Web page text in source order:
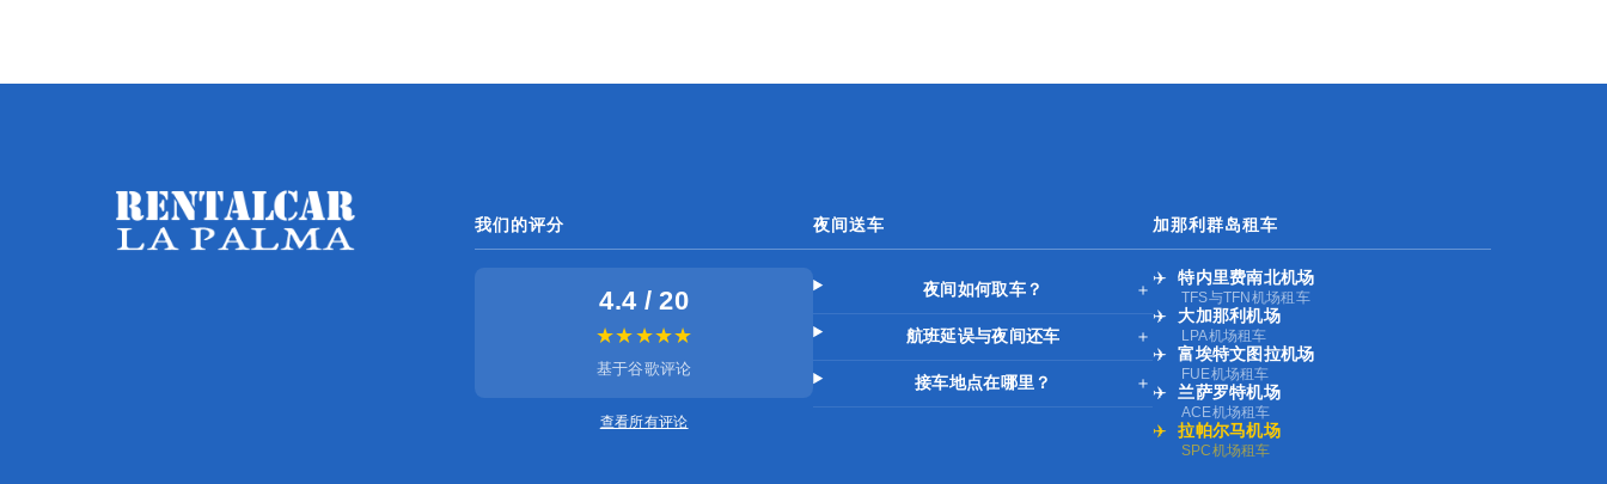
我们的评分
4.4 / 20
★★★★★
基于谷歌评论
查看所有评论
夜间送车
夜间如何取车？ ＋
航班延误与夜间还车 ＋
接车地点在哪里？ ＋
加那利群岛租车
✈️ 特内里费南北机场
TFS与TFN机场租车
✈️ 大加那利机场
LPA机场租车
✈️ 富埃特文图拉机场
FUE机场租车
✈️ 兰萨罗特机场
ACE机场租车
✈️ 拉帕尔马机场
SPC机场租车